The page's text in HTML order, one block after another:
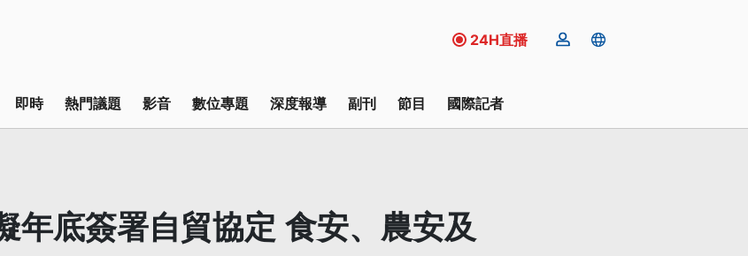
24H直播
即時 熱門議題 影音 數位專題 深度報導 副刊 節目 國際記者
年底簽署自貿協定 食安、農安及